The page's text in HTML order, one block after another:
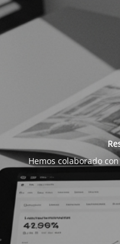
Hemos colaborado